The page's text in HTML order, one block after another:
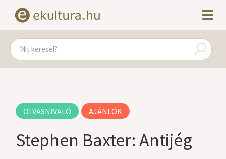
OLVASNIVALÓ AJÁNLÓK
Stephen Baxter: Antijég